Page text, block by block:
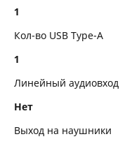
1
Кол-во USB Type-A
1
Линейный аудиовход
Нет
Выход на наушники